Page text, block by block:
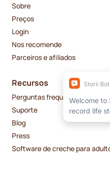
Sobre
Preços
Login
Nos recomende
Parceiros e afiliados
Recursos
Perguntas frequentes
Suporte
Blog
Press
Software de creche para